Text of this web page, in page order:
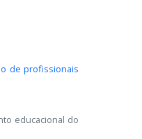
de profissionais
educacional do